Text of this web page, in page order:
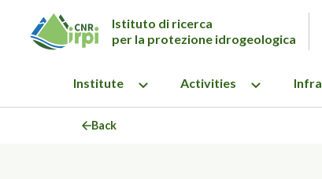
Istituto di ricerca
per la protezione idrogeologica
Institute Activities
Back